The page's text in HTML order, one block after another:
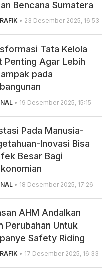
Bencana Sumatera
• 23 Desember 2025, 16:53
Tata Kelola
Penting Agar Lebih
pada
• 19 Desember 2025, 15:15
Pada Manusia-
Inovasi Bisa
Besar Bagi
• 18 Desember 2025, 17:26
AHM Andalkan
Perubahan Untuk
Safety Riding
• 17 Desember 2025, 16:33